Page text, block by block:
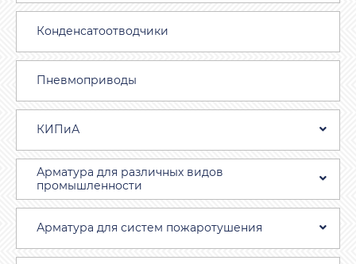
Конденсатоотводчики
Пневмоприводы
КИПиА
Арматура для различных видов
промышленности
Арматура для систем пожаротушения